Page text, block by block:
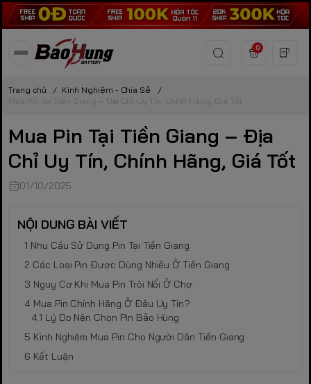
0
Trang chủ / Kinh Nghiệm - Chia Sẻ
/
Mua Pin Tại Tiền Giang – Địa Chỉ Uy Tín, Chính Hãng, Giá Tốt
Mua Pin Tại Tiền Giang – Địa
Chỉ Uy Tín, Chính Hãng, Giá Tốt
01/10/2025
NỘI DUNG BÀI VIẾT
Nhu Cầu Sử Dụng Pin Tại Tiền Giang
Các Loại Pin Được Dùng Nhiều Ở Tiền Giang
Nguy Cơ Khi Mua Pin Trôi Nổi Ở Chợ
Mua Pin Chính Hãng Ở Đâu Uy Tín?
Lý Do Nên Chọn Pin Bảo Hùng
Kinh Nghiệm Mua Pin Cho Người Dân Tiền Giang
Kết Luận